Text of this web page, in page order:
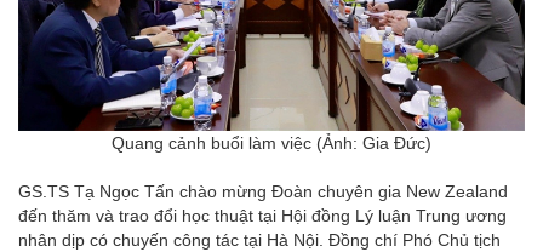
Quang cảnh buổi làm việc (Ảnh: Gia Đức)
GS.TS Tạ Ngọc Tấn chào mừng Đoàn chuyên gia New Zealand
đến thăm và trao đổi học thuật tại Hội đồng Lý luận Trung ương
nhân dịp có chuyến công tác tại Hà Nội. Đồng chí Phó Chủ tịch